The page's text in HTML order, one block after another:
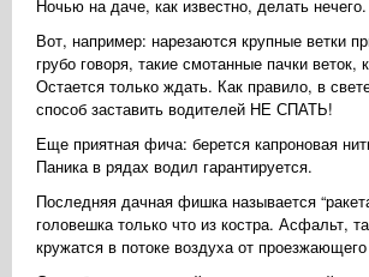
Ночью на даче, как известно, делать
Вот, например: нарезаются крупные ветки
грубо говоря, такие смотанные пачки
Остается только ждать. Как правило, в
способ заставить водителей НЕ СПАТЬ!
Еще приятная фича: берется капроновая
Паника в рядах водил гарантируется.
Последняя дачная фишка называется
головешка только что из костра. Асфальт,
кружатся в потоке воздуха от